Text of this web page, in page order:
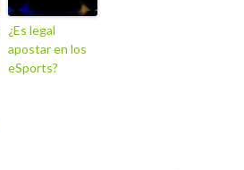
¿Es legal
apostar en los
eSports?